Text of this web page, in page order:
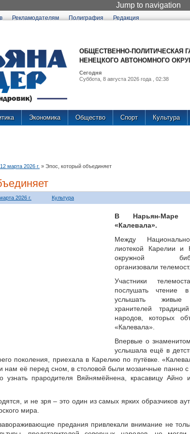
Jump to navigation
Рекламодателям Полиграфия Редакция
ОБЩЕСТВЕННО-ПОЛИТИЧЕСКАЯ
НЕНЕЦКОГО АВТОНОМНОГО
Сегодня
Суббота, 8 августа 2026 года , 02:38
Экономика Общество Спорт Культура
марта 2026 г. » Эпос, который объединяет
2026 г. Культура
В Нарьян-Маре
«Калевала».
Между
лиотекой Карелии и
окружной
организовали телемост.
Участники
послушать чтение в
услышать живые
хранителей
народов, которых
«Калевала».
Впервые о
услышала ещё в
поколения, приехала в Карелию по путёвке.
нам её перед сном, в столовой были мозаичные панно с
узнать прародителя Вяйнямёйнена, красавицу Айно
и не зря – это один из самых ярких образчиков
мира.
предания привлекали внимание не